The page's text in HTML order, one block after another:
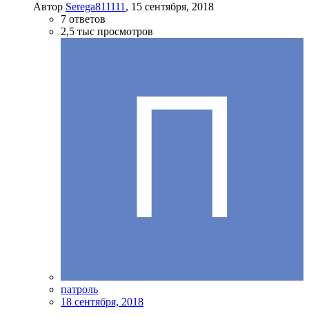
Автор Serega811111, 15 сентября, 2018
7 ответов
2,5 тыс просмотров
патроль
18 сентября, 2018